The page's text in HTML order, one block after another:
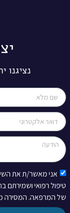
נציגנו
אני מאשר/ת את
טיפול רפואי ושמירתם
של המרפאה. המסירה